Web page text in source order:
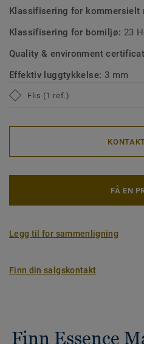
Klassifisering for kommersielt
Klassifisering for bomiljø: 23
Quality & environment
Effektiv luggtykkelse: 3 mm
Flis (1 ref.)
FÅ EN
Legg til for sammenligning
Finn din salgskontakt
Finn Essence